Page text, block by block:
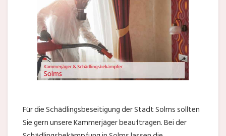
Für die Schädlingsbeseitigung der Stadt Solms sollten
Sie gern unsere Kammerjäger beauftragen. Bei der